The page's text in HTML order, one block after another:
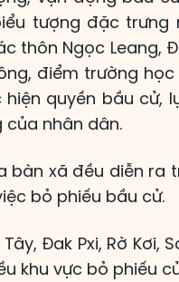
tượng đặc
thôn Ngọc Leang,
điểm trường
quyền bầu cử,
của nhân dân.
xã đều diễn ra
bỏ phiếu bầu cử.
Đak Pxi, Rờ Kơi,
khu vực bỏ phiếu